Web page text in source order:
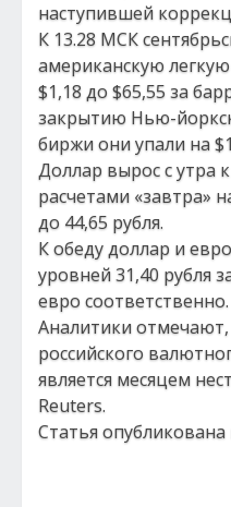
наступившей
К 13.28 МСК
американскую
$1,18 до $65,55 за
закрытию Нью-
биржи они упали на
Доллар вырос с утра
расчетами «завтра»
до 44,65 рубля.
К обеду доллар и
уровней 31,40 рубля
евро соответственно.
Аналитики отмечают,
российского
является месяцем
Reuters.
Статья опубликована